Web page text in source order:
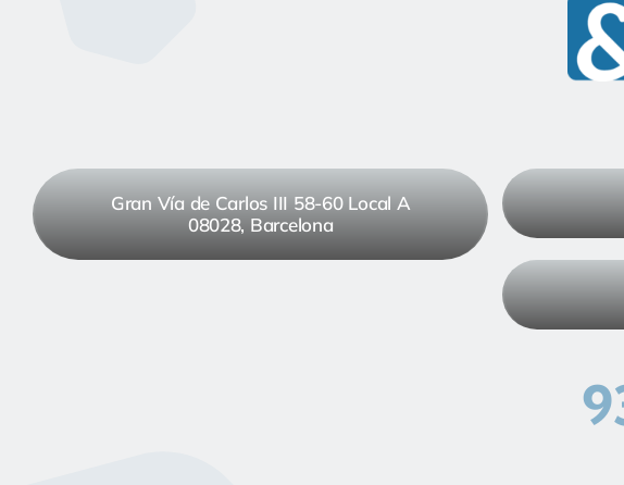
Gran Vía de Carlos III 58-60 Local A
08028, Barcelona